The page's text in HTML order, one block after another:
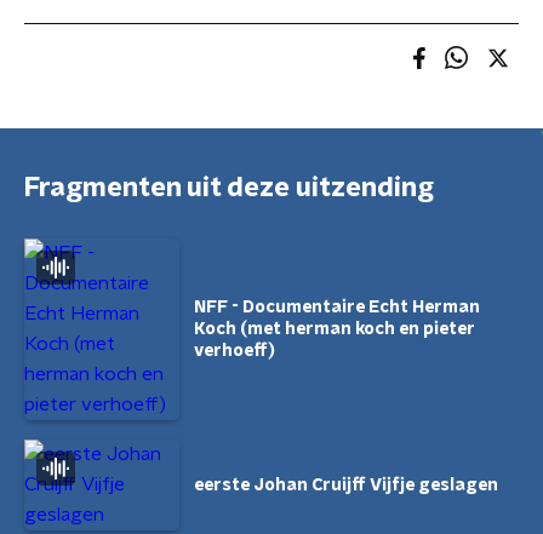
Fragmenten uit deze uitzending
NFF - Documentaire Echt Herman
Koch (met herman koch en pieter
verhoeff)
eerste Johan Cruijff Vijfje geslagen